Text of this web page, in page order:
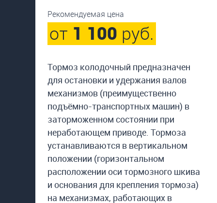
Рекомендуемая цена
от 1 100 руб.
Тормоз колодочный предназначен
для остановки и удержания валов
механизмов (преимущественно
подъёмно-транспортных машин) в
заторможенном состоянии при
неработающем приводе. Тормоза
устанавливаются в вертикальном
положении (горизонтальном
расположении оси тормозного шкива
и основания для крепления тормоза)
на механизмах, работающих в